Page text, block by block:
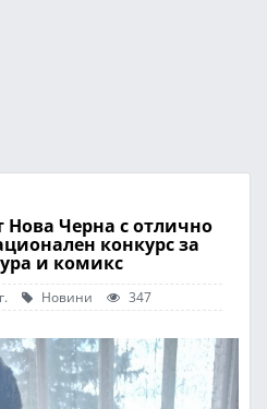
Черна с отлично
конкурс за
и комикс
Новини 347